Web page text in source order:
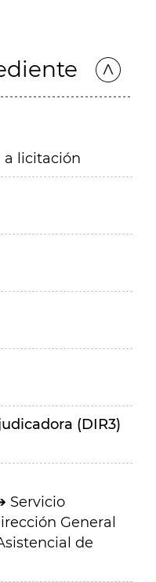
a licitación
(DIR3)
Servicio
General
de